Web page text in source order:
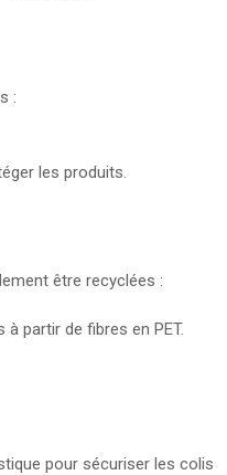
:
les produits.
être recyclées :
partir de fibres en PET.
pour sécuriser les colis